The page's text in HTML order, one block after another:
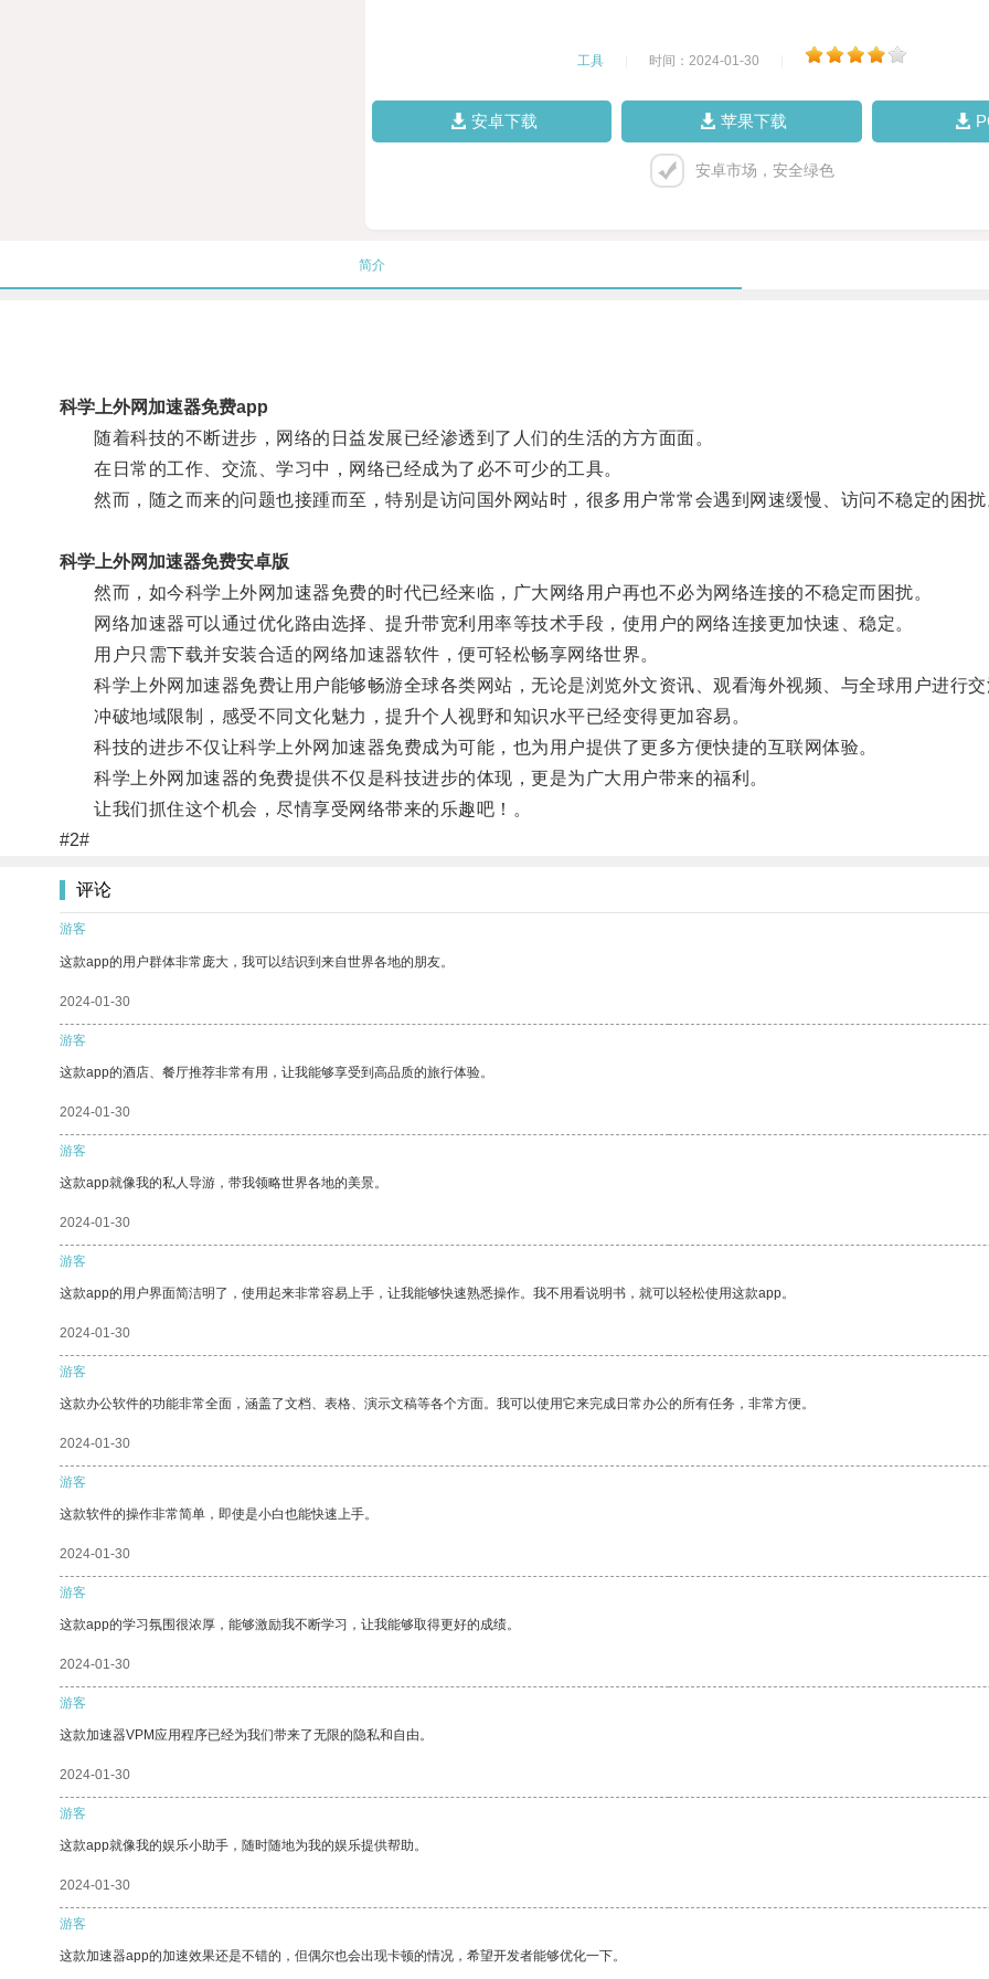
工具 时间：2024-01-30
安卓下载 苹果下载
安卓市场，安全绿色
简介
科学上外网加速器免费app
随着科技的不断进步，网络的日益发展已经渗透到了人们的生活的方方面面。
在日常的工作、交流、学习中，网络已经成为了必不可少的工具。
然而，随之而来的问题也接踵而至，特别是访问国外网站时，很多用户常常会遇到网速缓慢、访问不稳定的困扰
科学上外网加速器免费安卓版
然而，如今科学上外网加速器免费的时代已经来临，广大网络用户再也不必为网络连接的不稳定而困扰。
网络加速器可以通过优化路由选择、提升带宽利用率等技术手段，使用户的网络连接更加快速、稳定。
用户只需下载并安装合适的网络加速器软件，便可轻松畅享网络世界。
科学上外网加速器免费让用户能够畅游全球各类网站，无论是浏览外文资讯、观看海外视频、与全球用户进行交
冲破地域限制，感受不同文化魅力，提升个人视野和知识水平已经变得更加容易。
科技的进步不仅让科学上外网加速器免费成为可能，也为用户提供了更多方便快捷的互联网体验。
科学上外网加速器的免费提供不仅是科技进步的体现，更是为广大用户带来的福利。
让我们抓住这个机会，尽情享受网络带来的乐趣吧！。
#2#
评论
游客
这款app的用户群体非常庞大，我可以结识到来自世界各地的朋友。
2024-01-30
游客
这款app的酒店、餐厅推荐非常有用，让我能够享受到高品质的旅行体验。
2024-01-30
游客
这款app就像我的私人导游，带我领略世界各地的美景。
2024-01-30
游客
这款app的用户界面简洁明了，使用起来非常容易上手，让我能够快速熟悉操作。我不用看说明书，就可以轻松使用这款app。
2024-01-30
游客
这款办公软件的功能非常全面，涵盖了文档、表格、演示文稿等各个方面。我可以使用它来完成日常办公的所有任务，非常方便。
2024-01-30
游客
这款软件的操作非常简单，即使是小白也能快速上手。
2024-01-30
游客
这款app的学习氛围很浓厚，能够激励我不断学习，让我能够取得更好的成绩。
2024-01-30
游客
这款加速器VPM应用程序已经为我们带来了无限的隐私和自由。
2024-01-30
游客
这款app就像我的娱乐小助手，随时随地为我的娱乐提供帮助。
2024-01-30
游客
这款加速器app的加速效果还是不错的，但偶尔也会出现卡顿的情况，希望开发者能够优化一下。